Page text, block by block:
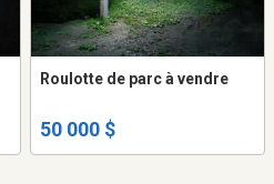
Roulotte de parc à vendre
50 000 $